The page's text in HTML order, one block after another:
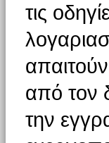
τις
από τον
την